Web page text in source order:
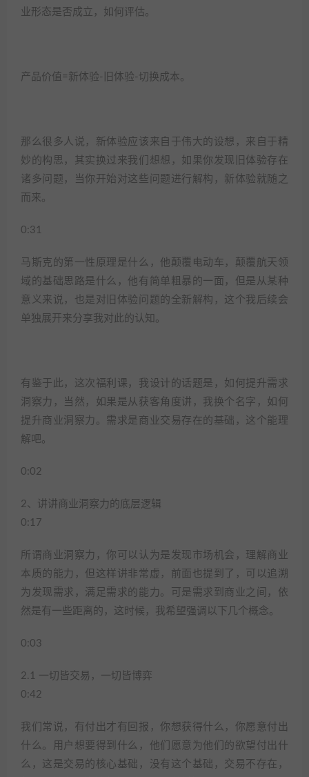
业形态是否成立，如何评估。
产品价值=新体验-旧体验-切换成本。
那么很多人说，新体验应该来自于伟大的设想，来自于精
妙的构思，其实换过来我们想想，如果你发现旧体验存在
诸多问题，当你开始对这些问题进行解构，新体验就随之
而来。
0:31
马斯克的第一性原理是什么，他颠覆电动车，颠覆航天领
域的基础思路是什么，他有简单粗暴的一面，但是从某种
意义来说，也是对旧体验问题的全新解构，这个我后续会
单独展开来分享我对此的认知。
有鉴于此，这次福利课，我设计的话题是，如何提升需求
洞察力，当然，如果是从获客角度讲，我换个名字，如何
提升商业洞察力。需求是商业交易存在的基础，这个能理
解吧。
0:02
2、讲讲商业洞察力的底层逻辑
0:17
所谓商业洞察力，你可以认为是发现市场机会，理解商业
本质的能力，但这样讲非常虚，前面也提到了，可以追溯
为发现需求，满足需求的能力。可是需求到商业之间，依
然是有一些距离的，这时候，我希望强调以下几个概念。
0:03
2.1 一切皆交易，一切皆博弈
0:42
我们常说，有付出才有回报，你想获得什么，你愿意付出
什么。用户想要得到什么，他们愿意为他们的欲望付出什
么，这是交易的核心基础，没有这个基础，交易不存在，